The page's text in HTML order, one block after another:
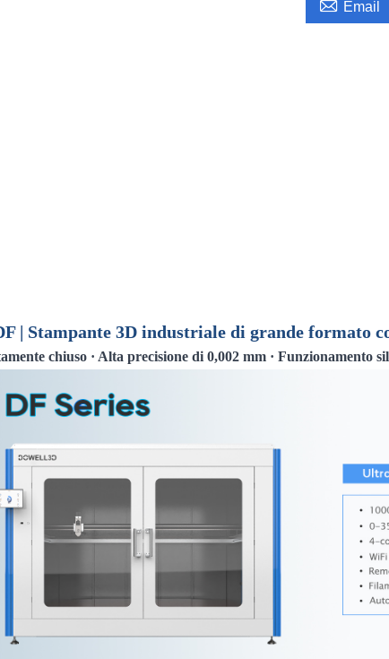
 Email
| Stampante 3D industriale di grande formato
chiuso · Alta precisione di 0,002 mm · Funzionamento